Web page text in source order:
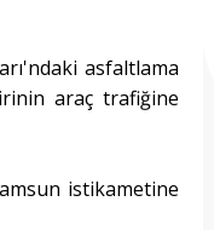
asfaltlama
araç trafiğine
istikametine